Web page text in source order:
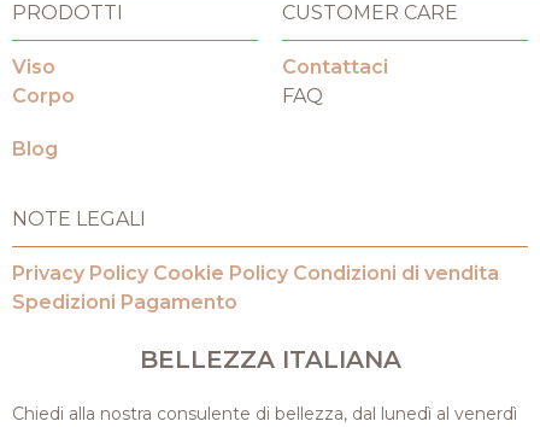
BELLEZZA ITALIANA
Chiedi alla nostra consulente di bellezza, dal lunedì al venerdì
PRODOTTI
Viso
Corpo
Blog
NOTE LEGALI
Privacy Policy Cookie Policy Condizioni di vendita
Spedizioni Pagamento
CUSTOMER CARE
Contattaci
FAQ